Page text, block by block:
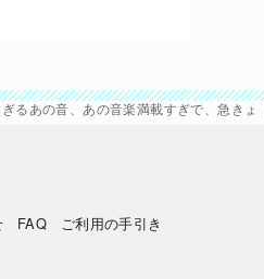
るあの音、あの音楽満載すぎで、急きょ
FAQ ご利用の手引き